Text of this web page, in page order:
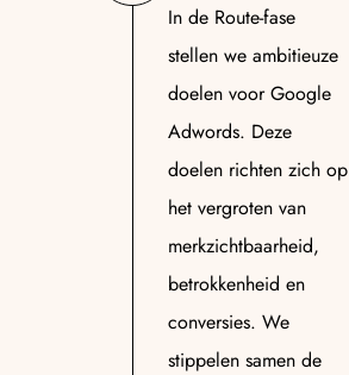
In de Route-fase
stellen we ambitieuze
doelen voor Google
Adwords. Deze
doelen richten zich op
het vergroten van
merkzichtbaarheid,
betrokkenheid en
conversies. We
stippelen samen de